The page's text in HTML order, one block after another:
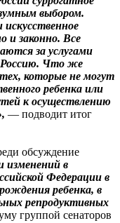
выбором.
и законно. Все
за услугами
Россию. Что же
которые не могут
ребенка или
к осуществлению
— подводит итог
обсуждение
изменений в
Федерации в
ребенка, в
репродуктивных
группой сенаторов